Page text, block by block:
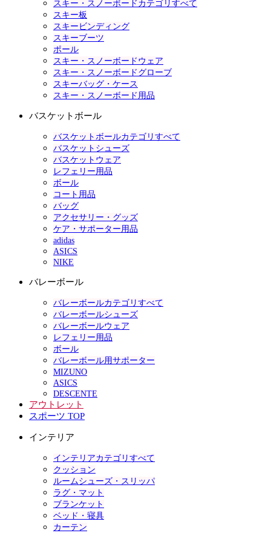
スキー・スノーボードカテゴリすべて
スキー板
スキービンディング
スキーブーツ
ポール
スキー・スノーボードウェア
スキー・スノーボードグローブ
スキーバッグ・ケース
スキー・スノーボード用品
バスケットボール
バスケットボールカテゴリすべて
バスケットシューズ
バスケットウェア
レフェリー用品
ボール
コート用品
バッグ
アクセサリー・グッズ
ケア・サポーター用品
adidas
ASICS
NIKE
バレーボール
バレーボールカテゴリすべて
バレーボールシューズ
バレーボールウェア
レフェリー用品
ボール
バレーボール用サポーター
MIZUNO
ASICS
DESCENTE
アウトレット
スポーツ TOP
インテリア
インテリアカテゴリすべて
クッション
ルームシューズ・スリッパ
ラグ・マット
ブランケット
ベッド・寝具
カーテン